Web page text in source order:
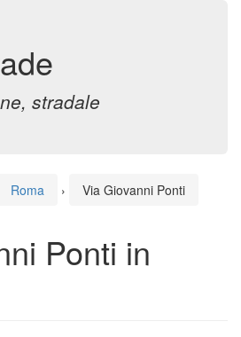
stradale
Roma › Via Giovanni Ponti
Ponti in